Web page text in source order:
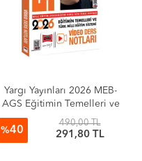
Yargı Yayınları 2026 MEB-
AGS Eğitimin Temelleri ve
Türk Milli Eğitim Sistemi
Video Ders Notları
%40
490,00 TL
291,80 TL